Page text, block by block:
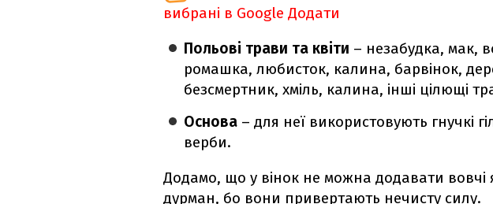
вибрані в Google Додати
Польові трави та квіти – незабудка, мак,
ромашка, любисток, калина, барвінок,
безсмертник, хміль, калина, інші цілющі
Основа – для неї використовують гнучкі
верби.
Додамо, що у вінок не можна додавати вовчі
дурман, бо вони привертають нечисту силу.